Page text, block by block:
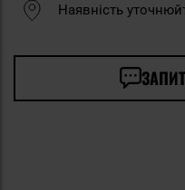
Наявність